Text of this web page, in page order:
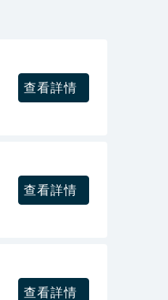
查看詳情
查看詳情
查看詳情